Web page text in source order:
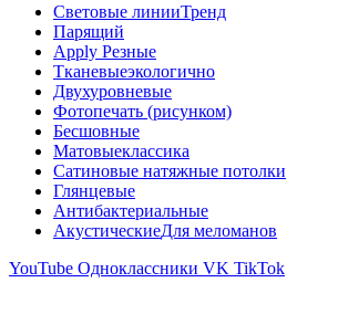
Световые линииТренд
Парящий
Apply Резные
Тканевыеэкологично
Двухуровневые
Фотопечать (рисунком)
Бесшовные
Матовыеклассика
Сатиновые натяжные потолки
Глянцевые
Антибактериальные
АкустическиеДля меломанов
YouTube Одноклассники VK TikTok